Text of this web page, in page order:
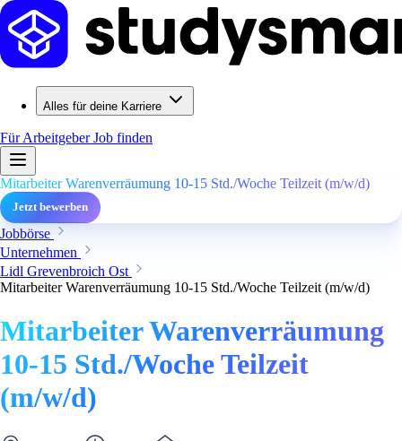
Alles für deine Karriere
Für ArbeitgeberJob finden
Mitarbeiter Warenverräumung 10-15 Std./Woche Teilzeit (m/w/d)
Jetzt bewerben
Jobbörse
Unternehmen
Lidl Grevenbroich Ost
Mitarbeiter Warenverräumung 10-15 Std./Woche Teilzeit (m/w/d)
Mitarbeiter Warenverräumung
10-15 Std./Woche Teilzeit
(m/w/d)